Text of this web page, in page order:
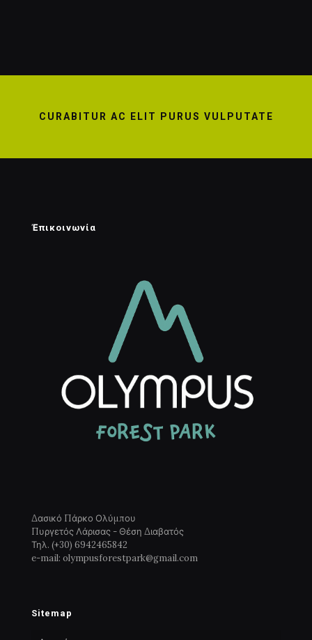
CURABITUR AC ELIT PURUS VULPUTATE
Ἐπικοινωνία
Δασικό Πάρκο Ολύμπου
Πυργετός Λάρισας - Θέση Διαβατός
Τηλ. (+30) 6942465842
e-mail: olympusforestpark@gmail.com
Sitemap